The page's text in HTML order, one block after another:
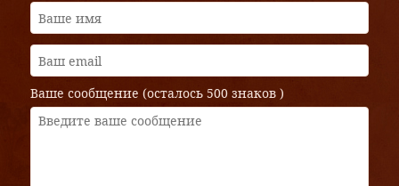
Ваше сообщение (осталось 500 знаков )